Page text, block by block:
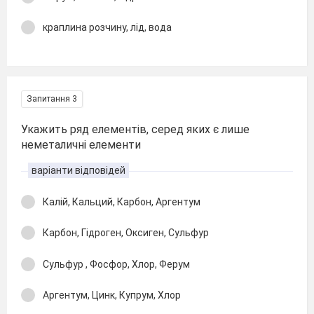
краплина розчину, лід, вода
Запитання 3
Укажить ряд елементів, серед яких є лише
неметаличні елементи
варіанти відповідей
Калій, Кальций, Карбон, Аргентум
Карбон, Гідроген, Оксиген, Сульфур
Сульфур , Фосфор, Хлор, Ферум
Аргентум, Цинк, Купрум, Хлор